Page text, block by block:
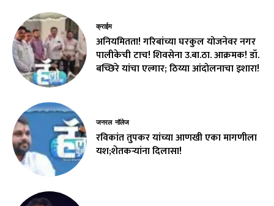
क्राईम
अनियमितता! गरिबांच्या घरकुल योजनेवर नगर
पालीकेची टाच! शिवसेना उ.बा.ठा. आक्रमक! डॉ.
बच्छिरे यांचा एल्गार; ठिय्या आंदोलनाचा इशारा!
जनरल नॉलेज
रविकांत तुपकर यांच्या आणखी एका मागणीला
यश;शेतकऱ्यांना दिलासा!